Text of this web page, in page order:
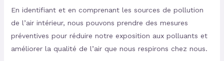
En identifiant et en comprenant les sources de pollution
de l’air intérieur, nous pouvons prendre des mesures
préventives pour réduire notre exposition aux polluants et
améliorer la qualité de l’air que nous respirons chez nous.